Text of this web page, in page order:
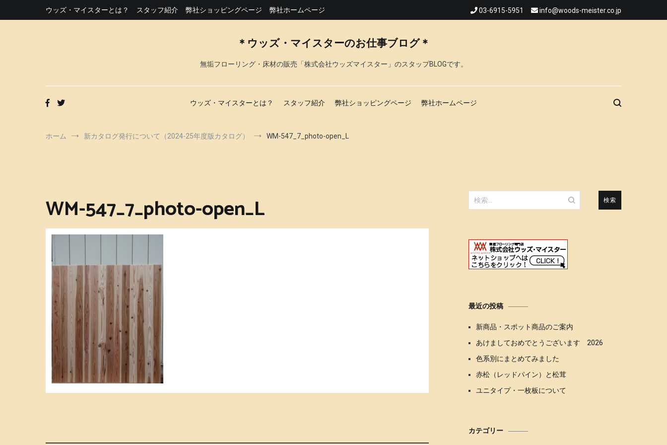
ウッズ・マイスターとは？ スタッフ紹介 弊社ショッピングページ 弊社ホームページ 03-6915-5951 info@woods-meister.co.jp
＊ウッズ・マイスターのお仕事ブログ＊
無垢フローリング・床材の販売「株式会社ウッズマイスター」のスタップBLOGです。
ウッズ・マイスターとは？ スタッフ紹介 弊社ショッピングページ 弊社ホームページ
ホーム 新カタログ発行について（2024-25年度版カタログ） WM-547_7_photo-open_L
WM-547_7_photo-open_L
検
索:
最近の投稿
新商品・スポット商品のご案内
あけましておめでとうございます 2026
色系別にまとめてみました
赤松（レッドパイン）と松茸
ユニタイプ・一枚板について
カテゴリー